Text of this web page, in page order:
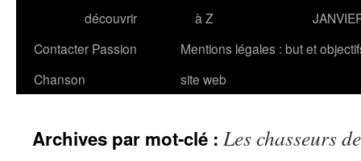
découvrir
à Z
Contacter Passion
Chanson
Mentions légales : but et
site web
Archives par mot-clé : Les chasseurs